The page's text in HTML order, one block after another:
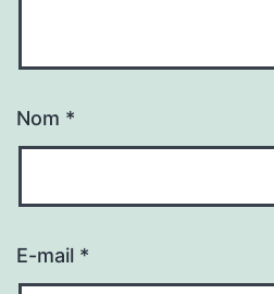
Nom *
E-mail *